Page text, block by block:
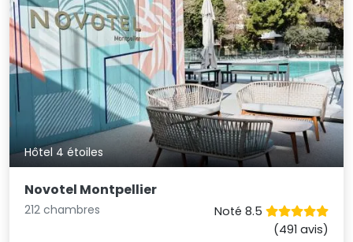
Hôtel 4 étoiles
Novotel Montpellier
212 chambres
Noté 8.5
(491 avis)